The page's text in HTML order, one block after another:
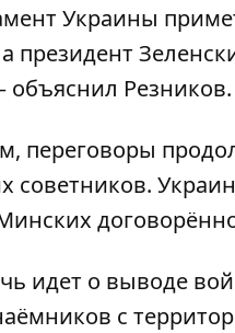
Украины
президент
Резников.
переговоры
советников.
идет о выводе
с